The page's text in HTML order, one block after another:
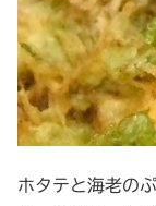
ホタテと海老の